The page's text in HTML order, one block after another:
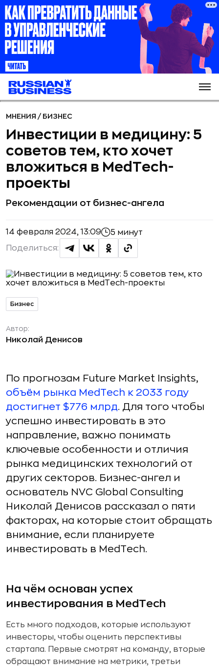
МНЕНИЯ / БИЗНЕС
Инвестиции в медицину: 5
советов тем, кто хочет
вложиться в MedTech-
проекты
Рекомендации от бизнес-ангела
14 февраля 2024, 13:09 5 минут
Поделиться:
Бизнес
Автор:
Николай Денисов
По прогнозам Future Market Insights,
объём рынка MedTech к 2033 году
достигнет $776 млрд. Для того чтобы
успешно инвестировать в это
направление, важно понимать
ключевые особенности и отличия
рынка медицинских технологий от
других секторов. Бизнес-ангел и
основатель NVC Global Consulting
Николай Денисов рассказал о пяти
факторах, на которые стоит обращать
внимание, если планируете
инвестировать в MedTech.
На чём основан успех
инвестирования в MedTech
Есть много подходов, которые используют
инвесторы, чтобы оценить перспективы
стартапа. Первые смотрят на команду, вторые
обращают внимание на метрики, третьи